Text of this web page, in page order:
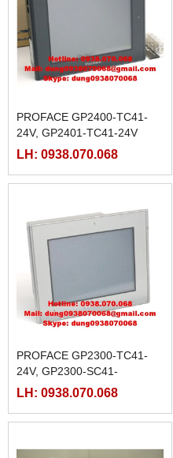
PROFACE GP2400-TC41-
24V, GP2401-TC41-24V
LH: 0938.070.068
PROFACE GP2300-TC41-
24V, GP2300-SC41-
24V,GP2300-LG41-24V,
LH: 0938.070.068